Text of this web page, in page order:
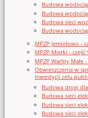
Budowa
Budowa
Budowa sieci
Budowa
MPZP Jemiołowo -
MPZP Mierki - część
MPZP Warlity Małe -
Obwieszczenia w
inwestycji celu
Budowa drogi
Budowa sieci
Budowa sieci
Budowa sieci